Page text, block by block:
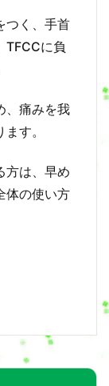
つく、手首
TFCCに負
、痛みを我
す。
方は、早め
体の使い方